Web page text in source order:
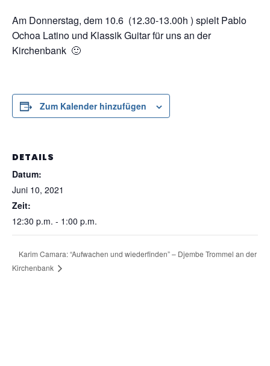
Am Donnerstag, dem 10.6 (12.30-13.00h ) spielt Pablo
Ochoa Latino und Klassik Guitar für uns an der
Kirchenbank 🙂
Zum Kalender hinzufügen
DETAILS
Datum:
Juni 10, 2021
Zeit:
12:30 p.m. - 1:00 p.m.
Karim Camara: “Aufwachen und wiederfinden” – Djembe Trommel an der
Kirchenbank